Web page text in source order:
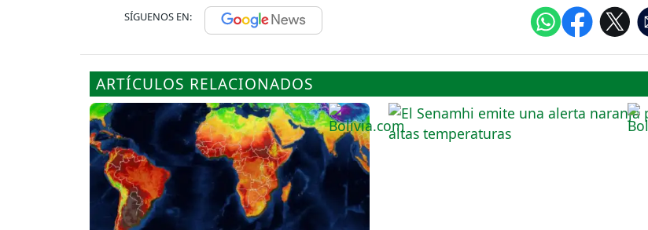
SÍGUENOS EN:
ARTÍCULOS RELACIONADOS